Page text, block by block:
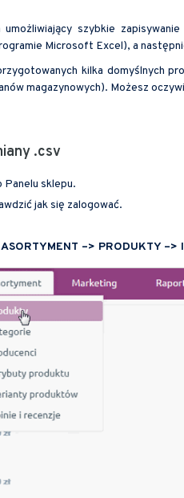
szybkie
Microsoft Excel), a
kilka domyślnych
magazynowych). Możesz
.csv
Panelu sklepu.
jak się zalogować.
ASORTYMENT –> PRODUKTY –>